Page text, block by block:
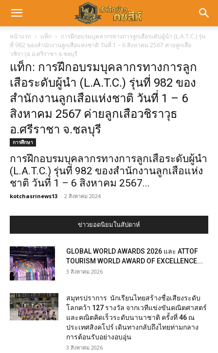
หน้าแรก แท็ก
การฝึกอบรมบุคลากรทางการลูกเสือระดับผู้นำ (L.A.T.C.) รุ่น
ที่ 982 ของสำนักงานลูกเสือแห่งชาติ วันที่ 1 – 6 สิงหาคม 2567 ค่ายลูกเสือ
วชิราวุธ อ.ศรีราชา จ.ชลบุรี
แท็ก: การฝึกอบรมบุคลากรทางการลูก
เสือระดับผู้นำ (L.A.T.C.) รุ่นที่ 982 ของ
สำนักงานลูกเสือแห่งชาติ วันที่ 1 – 6
สิงหาคม 2567 ค่ายลูกเสือวชิราวุธ
อ.ศรีราชา จ.ชลบุรี
การศึกษา
การฝึกอบรมบุคลากรทางการลูกเสือระดับผู้นำ
(L.A.T.C.) รุ่นที่ 982 ของสำนักงานลูกเสือแห่ง
ชาติ วันที่ 1 – 6 สิงหาคม 2567...
kotchasrinews13 - 2 สิงหาคม 2024
ข่าวยอดนิยมในสัปดาห์
GLOBAL WORLD AWARDS 2026 และ ATTOF
TOURISM WORLD AWARD OF EXCELLENCE...
3 สิงหาคม 2026
สมุทรปราการ นักเรียนไทยสร้างชื่อเสียงระดับ
โลกคว้า 127 รางวัล จากเวทีแข่งขันคณิตศาสตร์
และคณิตคิดเร็วระดับนานาชาติ ครั้งที่ 46 ณ
ประเทศสิงคโปร์ เดินทางกลับถึงไทยท่ามกลาง
การต้อนรับอย่างอบอุ่น
3 สิงหาคม 2026